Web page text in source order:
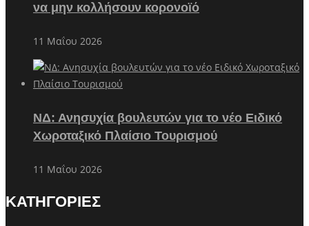
να μην κολλήσουν κορονοϊό
11 Μαΐου 2026
ΝΔ: Ανησυχία βουλευτών για το νέο Ειδικό
Χωροταξικό Πλαίσιο Τουρισμού
11 Μαΐου 2026
ΚΑΤΗΓΟΡΙΕΣ